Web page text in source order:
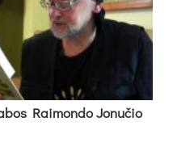
Rai­mon­do Jo­nu­čio